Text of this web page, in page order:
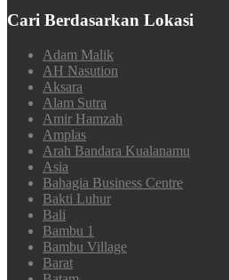
Cari Berdasarkan Lokasi
Adam Malik
AH Nasution
Aksara
Alam Sutra
Amir Hamzah
Amplas
Arah Bandara Kualanamu
Asia
Bahagia Business Centre
Bakti Luhur
Bali
Bambu 1
Bambu Village
Barat